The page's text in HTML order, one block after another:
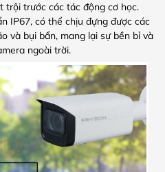
trội trước các tác động cơ học.
IP67, có thể chịu đựng được các
và bụi bẩn, mang lại sự bền bỉ và
ngoài trời.